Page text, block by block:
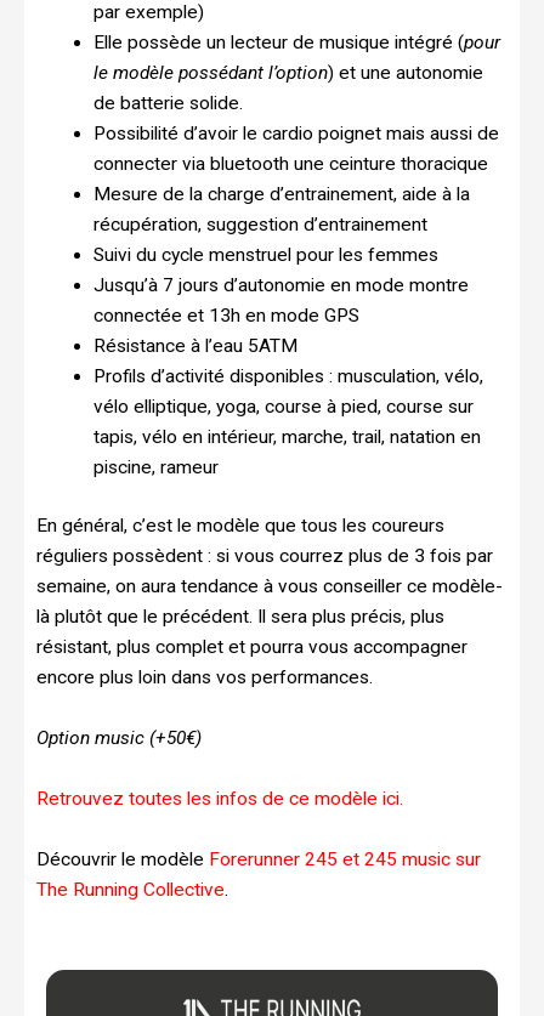
par exemple)
Elle possède un lecteur de musique intégré (pour
le modèle possédant l’option) et une autonomie
de batterie solide.
Possibilité d’avoir le cardio poignet mais aussi de
connecter via bluetooth une ceinture thoracique
Mesure de la charge d’entrainement, aide à la
récupération, suggestion d’entrainement
Suivi du cycle menstruel pour les femmes
Jusqu’à 7 jours d’autonomie en mode montre
connectée et 13h en mode GPS
Résistance à l’eau 5ATM
Profils d’activité disponibles : musculation, vélo,
vélo elliptique, yoga, course à pied, course sur
tapis, vélo en intérieur, marche, trail, natation en
piscine, rameur
En général, c’est le modèle que tous les coureurs
réguliers possèdent : si vous courrez plus de 3 fois par
semaine, on aura tendance à vous conseiller ce modèle-
là plutôt que le précédent. Il sera plus précis, plus
résistant, plus complet et pourra vous accompagner
encore plus loin dans vos performances.
Option music (+50€)
Retrouvez toutes les infos de ce modèle ici.
Découvrir le modèle Forerunner 245 et 245 music sur
The Running Collective.